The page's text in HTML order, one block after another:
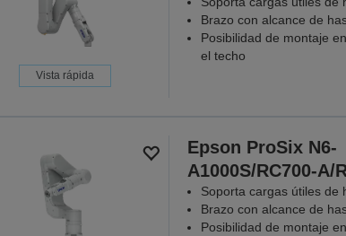
Vista rápida
Brazo con alcance de
Posibilidad de montaje
el techo
Epson ProSix N6-
A1000S/RC700-A/
Soporta cargas útiles de
Brazo con alcance de
Posibilidad de montaje